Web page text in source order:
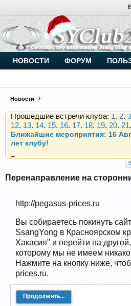
Новости
Внимание, новые участники
Основное общение происходит
Присоединяйтесь.
Чип-тюнинг
Прошедшие встречи клуба:
12.13.14.15.16.17.18.19.20.21
Ближайшие мероприятия: 16
лет клубу!
Внимание, новые участники
Чип-тюнинг
Прошедшие встречи клуба:1.2. 3
12.13.14.15. 16.17.18.19.20. 21
Ближайшие мероприятия: 16
лет клубу!
Перенаправление на
http://pegasus-prices.ru
Вы собираетесь покинуть
SsangYong в Красноярском
Хакасия" и перейти на
которому мы не имеем
Нажмите на кнопку ниже,
prices.ru.
Продолжить...
НОВОСТИ ФОРУМ